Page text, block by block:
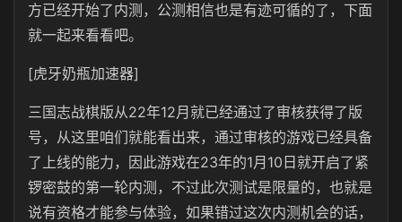
方已经开始了内测，公测相信也是有迹可循的了，下面
就一起来看看吧。
[虎牙奶瓶加速器]
三国志战棋版从22年12月就已经通过了审核获得了版
号，从这里咱们就能看出来，通过审核的游戏已经具备
了上线的能力，因此游戏在23年的1月10日就开启了紧
锣密鼓的第一轮内测，不过此次测试是限量的，也就是
说有资格才能参与体验，如果错过这次内测机会的话，